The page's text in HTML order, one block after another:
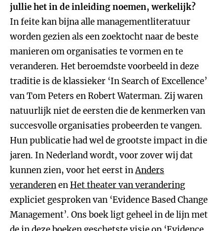
jullie het in de inleiding noemen, werkelijk?
In feite kan bijna alle managementliteratuur
worden gezien als een zoektocht naar de beste
manieren om organisaties te vormen en te
veranderen. Het beroemdste voorbeeld in deze
traditie is de klassieker ‘In Search of Excellence’
van Tom Peters en Robert Waterman. Zij waren
natuurlijk niet de eersten die de kenmerken van
succesvolle organisaties probeerden te vangen.
Hun publicatie had wel de grootste impact in die
jaren. In Nederland wordt, voor zover wij dat
kunnen zien, voor het eerst inAnders
veranderenenHet theater van verandering
expliciet gesproken van ‘Evidence Based Change
Management’. Ons boek ligt geheel in de lijn met